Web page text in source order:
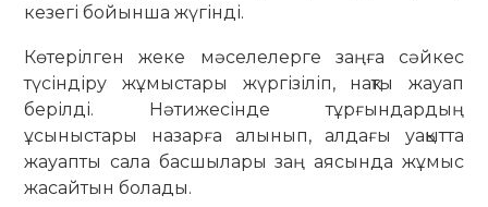
кезегі бойынша жүгінді.
Көтерілген жеке мәселелерге заңға сәйкес
түсіндіру жұмыстары жүргізіліп, нақты жауап
берілді. Нәтижесінде тұрғындардың
ұсыныстары назарға алынып, алдағы уақытта
жауапты сала басшылары заң аясында жұмыс
жасайтын болады.